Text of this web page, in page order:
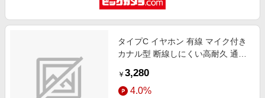
タイプC イヤホン 有線 マイク付き
カナル型 断線しにくい高耐久 通話
ト搭載 iPhone iPad Pixel AQUOS
Xperia Galaxy Android 他対応 】 ブ
￥ 3,280
4.0%